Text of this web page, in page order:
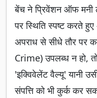
बेंच ने प्रिवेंशन ऑफ मनी
पर स्थिति स्पष्ट करते
अपराध से सीधे तौर पर
Crime) उपलब्ध न हो,
'इक्विवेलेंट वैल्यू' यानी
संपत्ति को भी कुर्क कर